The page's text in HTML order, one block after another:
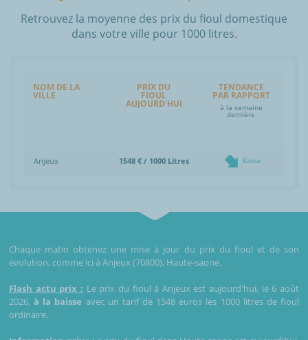
Retrouvez la moyenne des prix du fioul domestique
dans votre ville pour 1000 litres.
NOM DE LA
VILLE
PRIX DU
FIOUL
AUJOURD'HUI
TENDANCE
PAR RAPPORT
à la semaine
dernière
Anjeux 1548 € / 1000 Litres Baisse
Chaque matin obtenez une mise à jour du prix du fioul et de son
évolution, comme ici à Anjeux (70800), Haute-saone.
Flash actu prix : Le prix du fioul à Anjeux est aujourd'hui, le 6 août
2026,à la baisse avec un tarif de 1548 euros les 1000 litres de fioul
ordinaire.